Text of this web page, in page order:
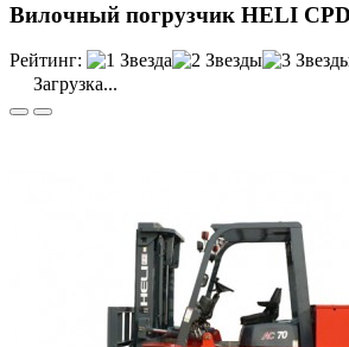
Вилочный погрузчик HELI
Рейтинг:
Загрузка...